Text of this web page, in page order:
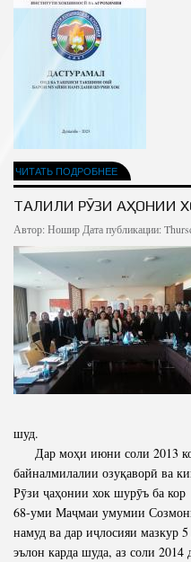
ЧИТАТЬ ПОДРОБНЕЕ
ТАҶЛИЛИ РӮЗИ ҶАҲОНИИ
Автор: Ношир Дата публикации:
шуд.
Дар моҳи июни соли 2013
байналмилалии озуқаворӣ ва
Рӯзи ҷаҳонии хок шурӯъ ба
68-уми Маҷмаи умумии
намуд ва дар иҷлосияи мазкур
эълон карда шуда, аз соли